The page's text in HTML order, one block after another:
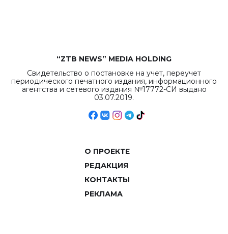
“ZTB NEWS” MEDIA HOLDING
Свидетельство о постановке на учет, переучет
периодического печатного издания, информационного
агентства и сетевого издания №17772-СИ выдано
03.07.2019.
О ПРОЕКТЕ
РЕДАКЦИЯ
КОНТАКТЫ
РЕКЛАМА